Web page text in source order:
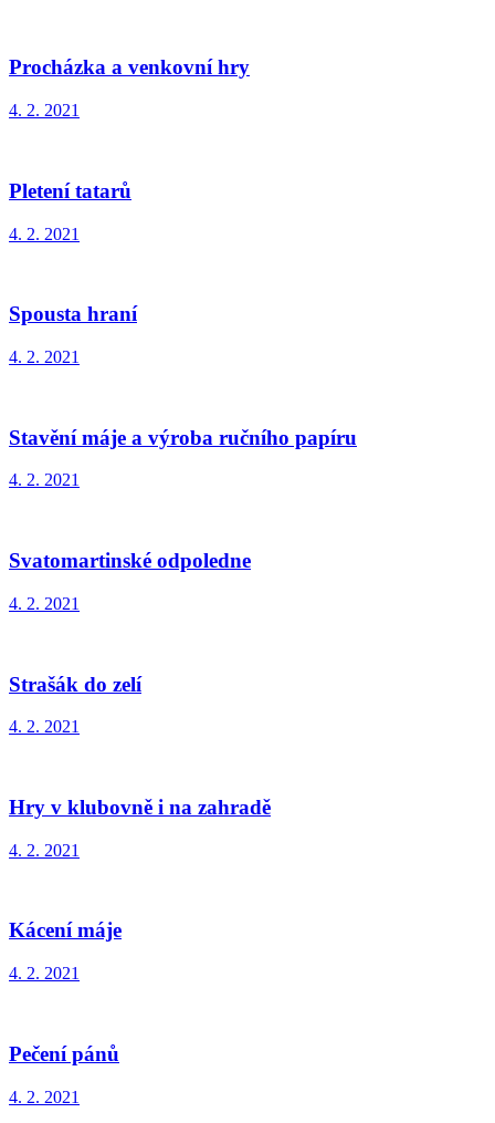
Procházka a venkovní hry
4. 2. 2021
Pletení tatarů
4. 2. 2021
Spousta hraní
4. 2. 2021
Stavění máje a výroba ručního papíru
4. 2. 2021
Svatomartinské odpoledne
4. 2. 2021
Strašák do zelí
4. 2. 2021
Hry v klubovně i na zahradě
4. 2. 2021
Kácení máje
4. 2. 2021
Pečení pánů
4. 2. 2021